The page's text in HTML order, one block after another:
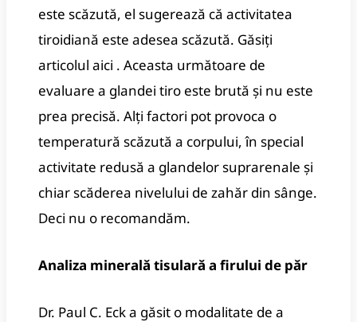
este scăzută, el sugerează că activitatea
tiroidiană este adesea scăzută. Găsiți
articolul aici . Aceasta următoare de
evaluare a glandei tiro este brută și nu este
prea precisă. Alți factori pot provoca o
temperatură scăzută a corpului, în special
activitate redusă a glandelor suprarenale și
chiar scăderea nivelului de zahăr din sânge.
Deci nu o recomandăm.
Analiza minerală tisulară a firului de păr
Dr. Paul C. Eck a găsit o modalitate de a